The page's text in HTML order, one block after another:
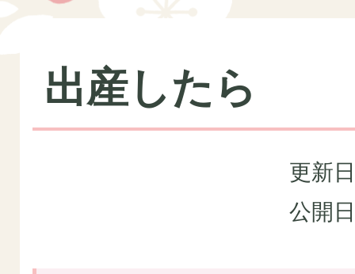
出産したら
更新
公開